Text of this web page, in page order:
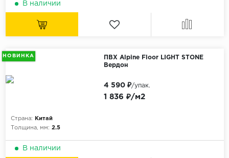
В наличии
НОВИНКА
ПВХ Alpine Floor LIGHT STONE
Вердон
Страна:
Китай
Толщина, мм: 2.5
1 836 ₽/м2
4 590 ₽/упак.
В наличии